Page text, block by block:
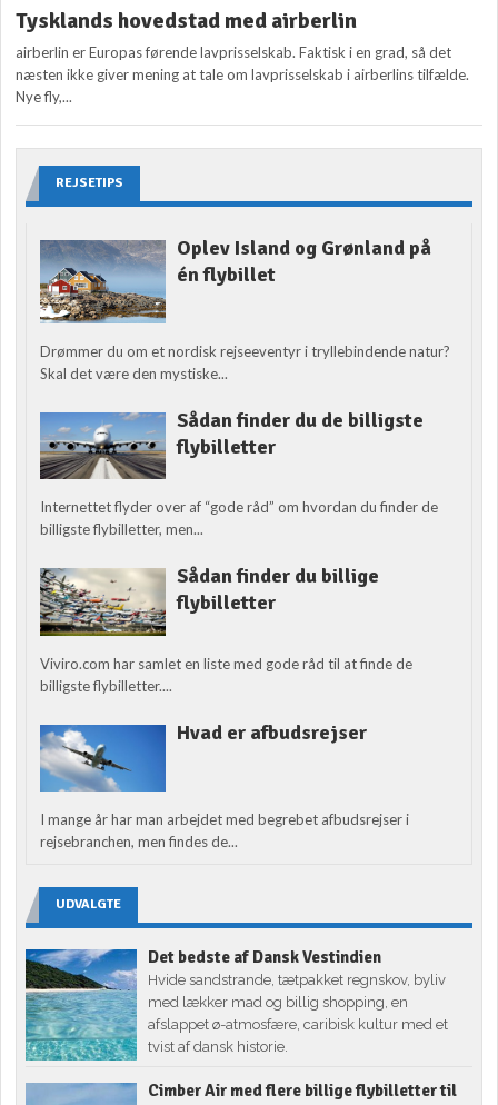
Tysklands hovedstad med airberlin
airberlin er Europas førende lavprisselskab. Faktisk i en grad, så det
næsten ikke giver mening at tale om lavprisselskab i airberlins tilfælde.
Nye fly,...
REJSETIPS
Oplev Island og Grønland på
én flybillet
Drømmer du om et nordisk rejseeventyr i tryllebindende natur?
Skal det være den mystiske...
Sådan finder du de billigste
flybilletter
Internettet flyder over af “gode råd” om hvordan du finder de
billigste flybilletter, men...
Sådan finder du billige
flybilletter
Viviro.com har samlet en liste med gode råd til at finde de
billigste flybilletter....
Hvad er afbudsrejser
I mange år har man arbejdet med begrebet afbudsrejser i
rejsebranchen, men findes de...
UDVALGTE
Det bedste af Dansk Vestindien
Hvide sandstrande, tætpakket regnskov, byliv
med lækker mad og billig shopping, en
afslappet ø-atmosfære, caribisk kultur med et
tvist af dansk historie.
Cimber Air med flere billige flybilletter til